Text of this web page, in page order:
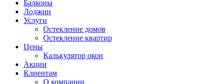
Балконы
Лоджии
Услуги
Остекление домов
Остекление квартир
Цены
Калькулятор окон
Акции
Клиентам
О компании